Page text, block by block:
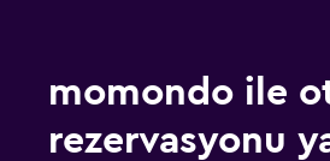
Bebek yatağı
Çocuk menüsü
momondo ile
rezervasyonu